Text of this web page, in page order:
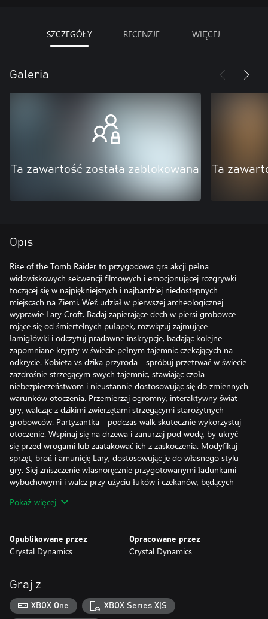
SZCZEGÓŁY RECENZJE WIĘCEJ
Galeria
Ta zawartość została zablokowana Ta
Opis
Rise of the Tomb Raider to przygodowa gra akcji pełna
widowiskowych sekwencji filmowych i emocjonującej rozgrywki
toczącej się w najpiękniejszych i najbardziej niedostępnych
miejscach na Ziemi. Weź udział w pierwszej archeologicznej
wyprawie Lary Croft. Badaj zapierające dech w piersi grobowce
rojące się od śmiertelnych pułapek, rozwiązuj zajmujące
łamigłówki i odczytuj pradawne inskrypcje, badając kolejne
zapomniane krypty w świecie pełnym tajemnic czekających na
odkrycie. Kobieta vs dzika przyroda - spróbuj przetrwać w świecie
zazdrośnie strzegącym swych tajemnic, stawiając czoła
niebezpieczeństwom i nieustannie dostosowując się do zmiennych
warunków otoczenia. Przemierzaj ogromny, interaktywny świat
gry, walcząc z dzikimi zwierzętami strzegącymi starożytnych
grobowców. Partyzantka - podczas walk skutecznie wykorzystuj
otoczenie. Wspinaj się na drzewa i zanurzaj pod wodę, by ukryć
się przed wrogami lub zaatakować ich z zaskoczenia. Modyfikuj
sprzęt, broń i amunicję Lary, dostosowując je do własnego stylu
gry. Siej zniszczenie własnoręcznie przygotowanymi ładunkami
wybuchowymi i walcz przy użyciu łuków i czekanów, będących
Pokaż więcej
Opublikowane przez
Crystal Dynamics
Opracowane przez
Crystal Dynamics
Graj z
XBOX One XBOX Series X|S